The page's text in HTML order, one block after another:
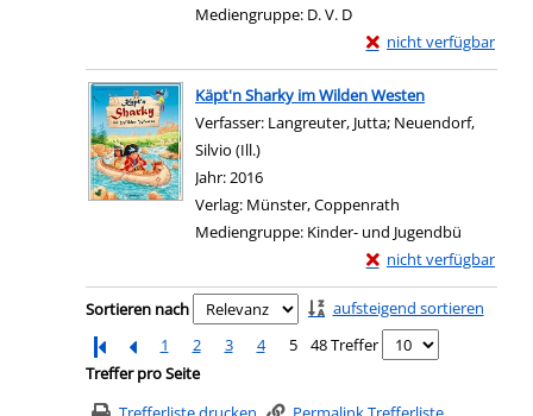
Mediengruppe: D. V. D
nicht verfügbar
Exemplar-Details von
Zum Download von
Käpt'n Sharky im Wilden Westen
Verfasser: Langreuter, Jutta; Neuendorf,
Silvio (Ill.)
Jahr:2016
Verlag: Münster, Coppenrath
Mediengruppe: Kinder- und Jugendbü
nicht verfügbar
Exemplar-Details von
Zum Download von
Zu den Suchfiltern springen
Sortieren nach
aufsteigend sortieren
1
2 3 4 5
48 Treffer
Treffer pro Seite